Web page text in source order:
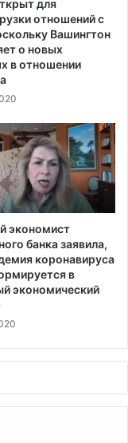
для
отношений с
Вашингтон
о новых
в отношении
экономист
банка заявила,
коронавируса
в
экономический